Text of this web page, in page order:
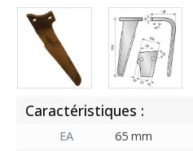
Caractéristiques :
EA
65 mm